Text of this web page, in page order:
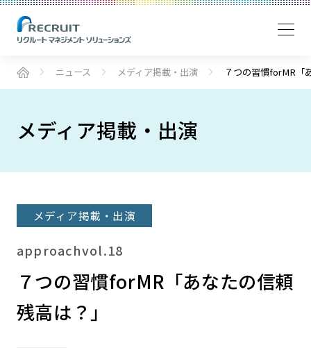
ニュース メディア掲載・出演 ７つの習慣forMR「
メディア掲載・出演
メディア掲載・出演
approachvol.18
７つの習慣forMR「あなたの信頼
残高は？」